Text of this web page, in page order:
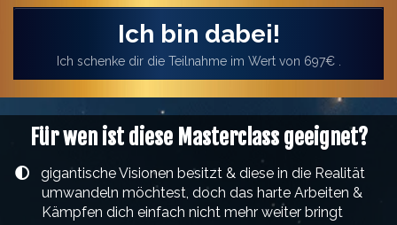
Ich bin dabei!
Ich schenke dir die Teilnahme im Wert von 697€ .
Für wen ist diese Masterclass geeignet?
gigantische Visionen besitzt & diese in die Realität
umwandeln möchtest, doch das harte Arbeiten &
Kämpfen dich einfach nicht mehr weiter bringt